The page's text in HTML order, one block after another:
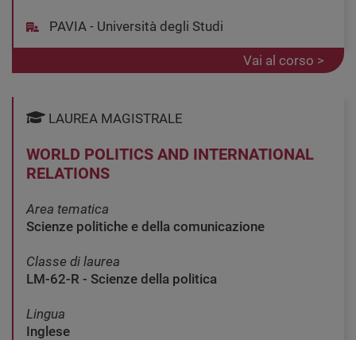
PAVIA - Università degli Studi
Vai al corso >
LAUREA MAGISTRALE
WORLD POLITICS AND INTERNATIONAL
RELATIONS
Area tematica
Scienze politiche e della comunicazione
Classe di laurea
LM-62-R - Scienze della politica
Lingua
Inglese